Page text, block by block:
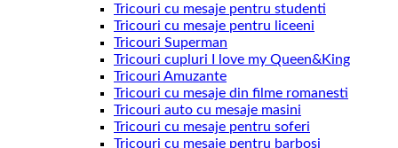
Tricouri cu mesaje pentru studenti
Tricouri cu mesaje pentru liceeni
Tricouri Superman
Tricouri cupluri I love my Queen&King
Tricouri Amuzante
Tricouri cu mesaje din filme romanesti
Tricouri auto cu mesaje masini
Tricouri cu mesaje pentru soferi
Tricouri cu mesaje pentru barbosi